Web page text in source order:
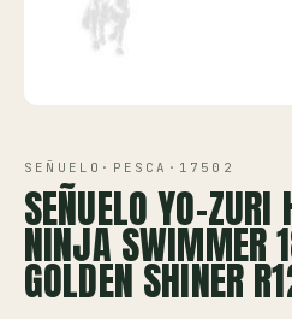
Contáctanos
SEÑUELO · PESCA · 17502
SEÑUELO YO-ZURI
NINJA SWIMMER
GOLDEN SHINER